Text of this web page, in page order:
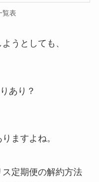
覧表
うとしても、
あり？
ますよね。
定期便の解約方法